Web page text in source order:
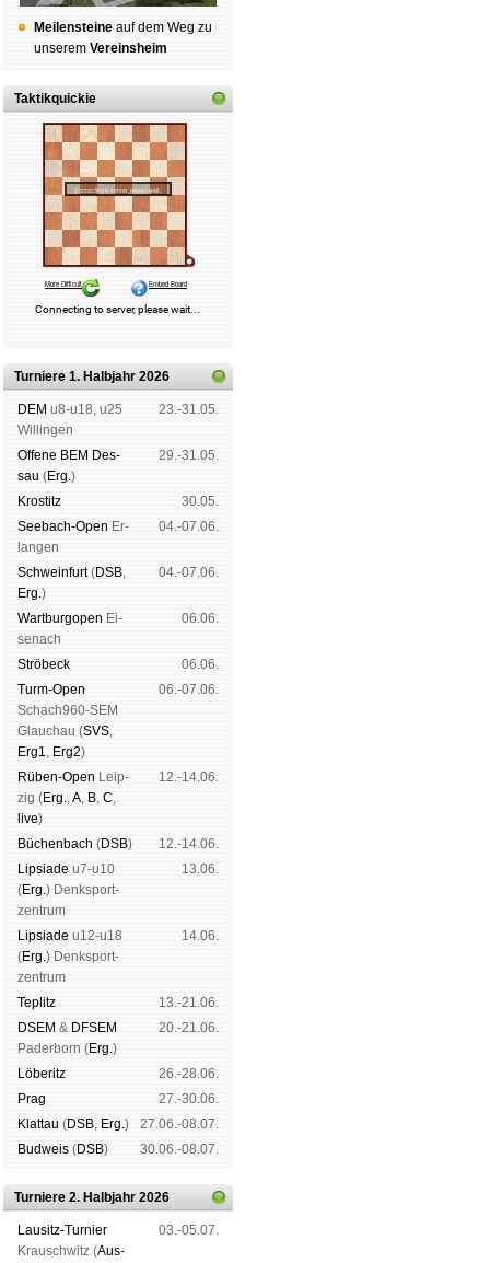
Mei­len­stei­ne auf dem Weg zu
un­se­rem Ver­eins­heim
Taktikquickie
Turniere 1. Halbjahr 2026
DEM u8-u18, u25
Wil­lin­gen
23.-31.05.
Offene BEM Des­
sau (Erg.)
29.-31.05.
Kros­titz
30.05.
See­bach-Open Er­
lan­gen
04.-07.06.
Schwein­furt(DSB,
Erg.)
04.-07.06.
Wart­burg­open Ei­
se­nach
06.06.
Strö­beck
06.06.
Turm-Open
Schach960-SEM
Glau­chau (SVS,
Erg1, Erg2)
06.-07.06.
Rüben-Open Leip­
zig (Erg.,A, B, C,
live)
12.-14.06.
Büchen­bach (DSB)
12.-14.06.
Lipsiade u7-u10
(Erg.) Denk­sport­
zen­trum
13.06.
Lipsiade u12-u18
(Erg.) Denk­sport­
zen­trum
14.06.
Tep­litz
13.-21.06.
DSEM & DFSEM
Pader­born (Erg.)
20.-21.06.
Lö­be­ritz
26.-28.06.
Prag
27.-30.06.
Klat­tau (DSB, Erg.)
27.06.-08.07.
Bud­weis (DSB) 30.06.-08.07.
Turniere 2. Halbjahr 2026
Lau­sitz-Tur­nier
Krausch­witz (Aus­
03.-05.07.